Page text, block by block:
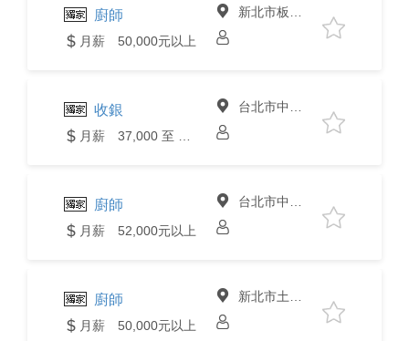
廚師
月薪 50,000元以上
新北市板橋區
收銀 台北市中山區
廚師
月薪 52,000元以上
台北市中山區
廚師
月薪 50,000元以上
新北市土城區